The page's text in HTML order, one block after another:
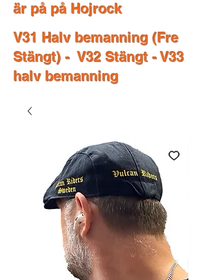
är på på Hojrock
V31 Halv bemanning (Fre
Stängt) - V32 Stängt - V33
halv bemanning